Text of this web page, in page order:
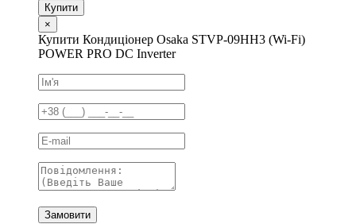
Купити
×
Купити Кондиціонер Osaka STVP-09HH3 (Wi-Fi)
POWER PRO DC Inverter
Замовити